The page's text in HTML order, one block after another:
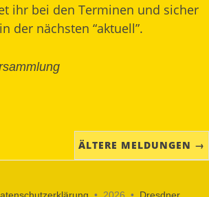
ihr bei den Terminen und sicher
der nächsten “aktuell”.
ÄLTERE MELDUNGEN →